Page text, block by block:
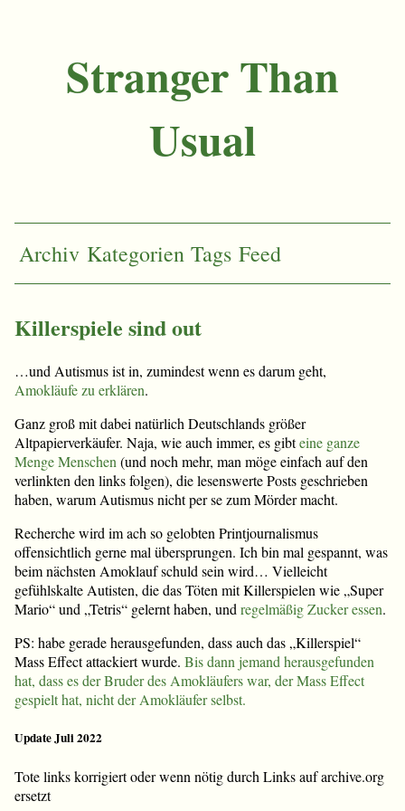
Stranger Than
Usual
Archiv Kategorien Tags Feed
Killerspiele sind out
…und Autismus ist in, zumindest wenn es darum geht,
Amokläufe zu erklären.
Ganz groß mit dabei natürlich Deutschlands größer
Altpapierverkäufer. Naja, wie auch immer, es gibteine ganze
MengeMenschen (und noch mehr, man möge einfach auf den
verlinkten den links folgen), die lesenswerte Posts geschrieben
haben, warum Autismus nicht per se zum Mörder macht.
Recherche wird im ach so gelobten Printjournalismus
offensichtlich gerne mal übersprungen. Ich bin mal gespannt, was
beim nächsten Amoklauf schuld sein wird… Vielleicht
gefühlskalte Autisten, die das Töten mit Killerspielen wie „Super
Mario“ und „Tetris“ gelernt haben, und regelmäßig Zucker essen.
PS: habe gerade herausgefunden, dass auch das „Killerspiel“
Mass Effect attackiert wurde. Bis dann jemand herausgefunden
hat, dass es der Bruder des Amokläufers war, der Mass Effect
gespielt hat, nicht der Amokläufer selbst.
Update Juli 2022
Tote links korrigiert oder wenn nötig durch Links auf archive.org
ersetzt